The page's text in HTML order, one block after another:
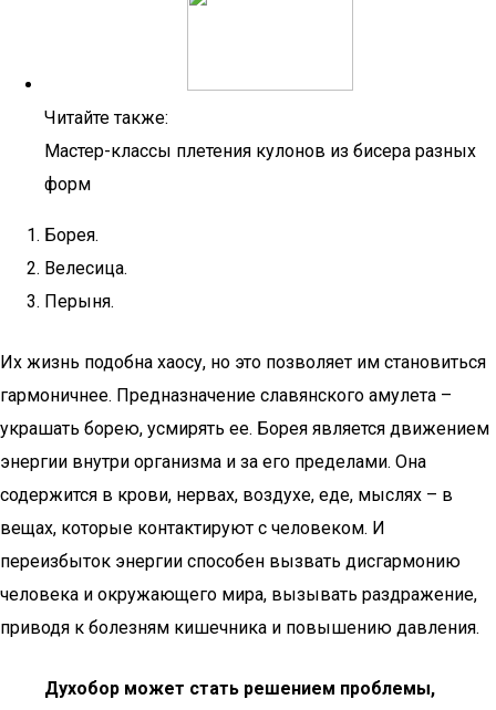
Читайте также:
Мастер-классы плетения кулонов из бисера разных
форм
Борея.
Велесица.
Перыня.
Их жизнь подобна хаосу, но это позволяет им становиться
гармоничнее. Предназначение славянского амулета –
украшать борею, усмирять ее. Борея является движением
энергии внутри организма и за его пределами. Она
содержится в крови, нервах, воздухе, еде, мыслях – в
вещах, которые контактируют с человеком. И
переизбыток энергии способен вызвать дисгармонию
человека и окружающего мира, вызывать раздражение,
приводя к болезням кишечника и повышению давления.
Духобор может стать решением проблемы,